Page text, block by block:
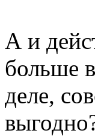
А и
больше
деле,